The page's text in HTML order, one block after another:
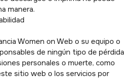
manera.
Women on Web o su equipo o
de ningún tipo de pérdida
personales o muerte, como
sitio web o los servicios por